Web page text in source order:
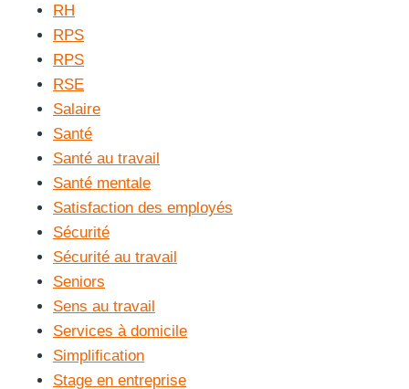
RH
RPS
RPS
RSE
Salaire
Santé
Santé au travail
Santé mentale
Satisfaction des employés
Sécurité
Sécurité au travail
Seniors
Sens au travail
Services à domicile
Simplification
Stage en entreprise